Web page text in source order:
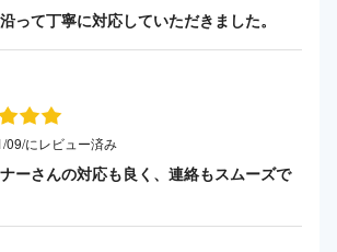
って丁寧に対応していただきました。
09/にレビュー済み
ーさんの対応も良く、連絡もスムーズで